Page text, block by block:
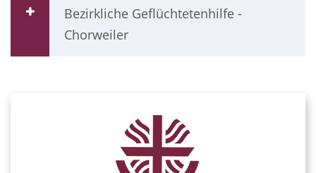
Bezirkliche Geflüchtetenhilfe -
Chorweiler